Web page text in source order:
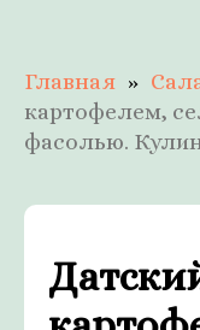
Главная
картофелем,
фасолью.